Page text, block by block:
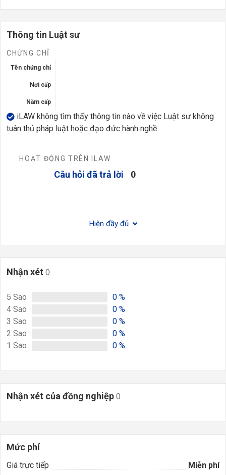
Thông tin Luật sư
CHỨNG CHỈ
Tên chứng chỉ
Nơi cấp
Năm cấp
iLAW không tìm thấy thông tin nào về việc Luật sư không
tuân thủ pháp luật hoặc đạo đức hành nghề
HOẠT ĐỘNG TRÊN ILAW
Câu hỏi đã trả lời 0
Hiện đầy đủ
Nhận xét 0
5 Sao 0 %
4 Sao 0 %
3 Sao 0 %
2 Sao 0 %
1 Sao 0 %
Nhận xét của đồng nghiệp 0
Mức phí
Giá trực tiếp Miễn phí